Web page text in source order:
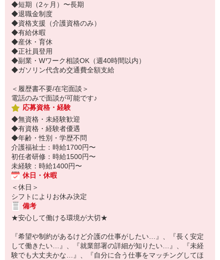
◆短期（2ヶ月）〜長期
◆退職金制度
◆資格支援（介護資格のみ）
◆有給休暇
◆産休・育休
◆正社員登用
◆副業・Wワーク相談OK（週40時間以内）
◆ガソリン代含め交通費全額支給
＜履歴書不要/在宅面談＞
電話のみで面談が可能です♪
応募資格・経験
◆無資格・未経験歓迎
◆有資格・経験者優遇
◆年齢・性別・学歴不問
介護福祉士：時給1700円〜
初任者研修：時給1500円〜
未経験：時給1400円〜
休日・休暇
＜休日＞
シフトによりお休み決定
備考
★安心して働ける環境が大切★
『希望や制約があるけど介護の仕事がしたい…』、『長く安定
して働きたい…』、『就業部署の詳細が知りたい…』、『未経
験でも大丈夫かな…』、『自分に合う仕事をマッチングしてほ